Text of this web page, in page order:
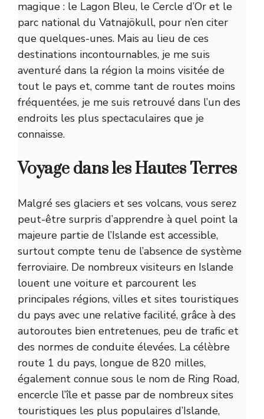
magique : le Lagon Bleu, le Cercle d’Or et le
parc national du Vatnajökull, pour n’en citer
que quelques-unes. Mais au lieu de ces
destinations incontournables, je me suis
aventuré dans la région la moins visitée de
tout le pays et, comme tant de routes moins
fréquentées, je me suis retrouvé dans l’un des
endroits les plus spectaculaires que je
connaisse.
Voyage dans les Hautes Terres
Malgré ses glaciers et ses volcans, vous serez
peut-être surpris d’apprendre à quel point la
majeure partie de l’Islande est accessible,
surtout compte tenu de l’absence de système
ferroviaire. De nombreux visiteurs en Islande
louent une voiture et parcourent les
principales régions, villes et sites touristiques
du pays avec une relative facilité, grâce à des
autoroutes bien entretenues, peu de trafic et
des normes de conduite élevées. La célèbre
route 1 du pays, longue de 820 milles,
également connue sous le nom de Ring Road,
encercle l’île et passe par de nombreux sites
touristiques les plus populaires d’Islande,